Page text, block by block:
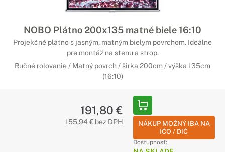
NOBO Plátno 200x135 matné biele 16:10
Projekčné plátno s jasným, matným bielym povrchom. Ideálne
pre montáž na stenu a strop.
Ručné rolovanie / Matný povrch / širka 200cm / výška 135cm
(16:10)
191,80 €
155,94 € bez DPH
NÁKUP MOŽNÝ IBA NA
IČO / DIČ
Dostupnosť: